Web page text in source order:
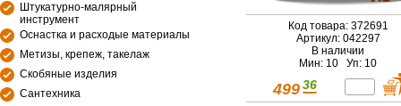
Штукатурно-малярный
инструмент
Оснастка и расходые материалы
Метизы, крепеж, такелаж
Скобяные изделия
Сантехника
Код товара: 372691
Артикул: 042297
В наличии
Мин: 10 Уп: 10
499 36